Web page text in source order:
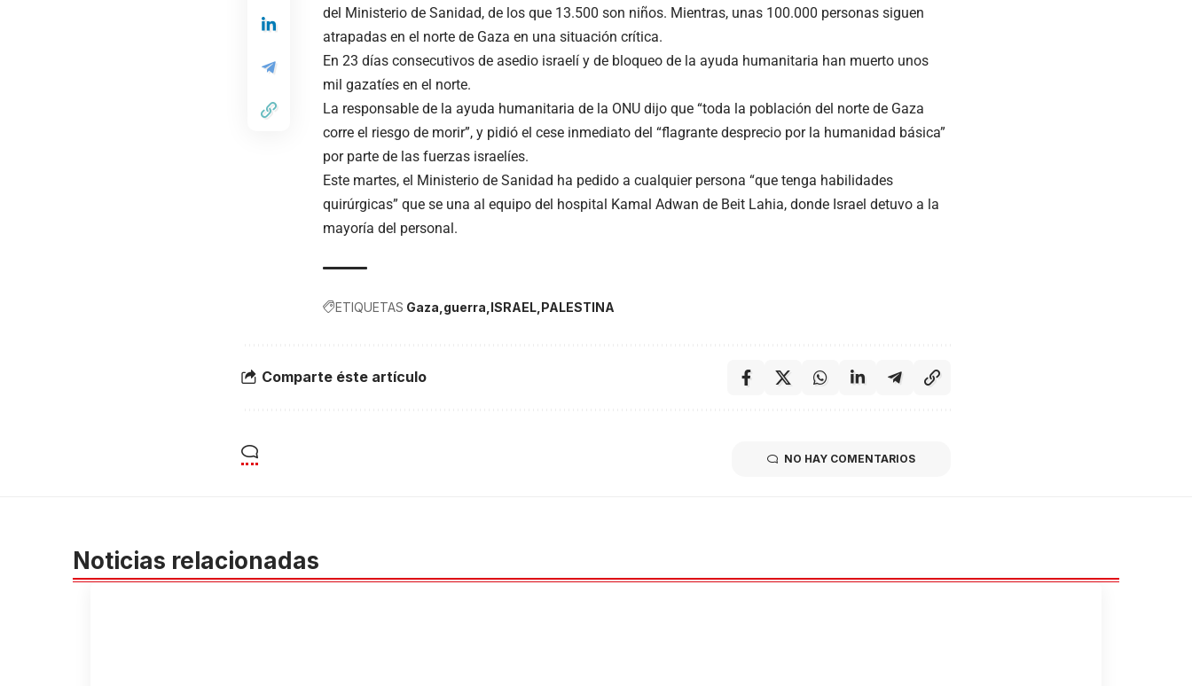
del Ministerio de Sanidad, de los que 13.500 son niños. Mientras, unas 100.000 personas siguen
atrapadas en el norte de Gaza en una situación crítica.
En 23 días consecutivos de asedio israelí y de bloqueo de la ayuda humanitaria han muerto unos
mil gazatíes en el norte.
La responsable de la ayuda humanitaria de la ONU dijo que “toda la población del norte de Gaza
corre el riesgo de morir”, y pidió el cese inmediato del “flagrante desprecio por la humanidad básica”
por parte de las fuerzas israelíes.
Este martes, el Ministerio de Sanidad ha pedido a cualquier persona “que tenga habilidades
quirúrgicas” que se una al equipo del hospital Kamal Adwan de Beit Lahia, donde Israel detuvo a la
mayoría del personal.
ETIQUETAS Gaza guerra ISRAEL PALESTINA
Comparte éste artículo
NO HAY COMENTARIOS
Noticias relacionadas